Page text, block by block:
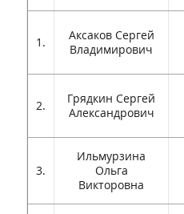
1.
Аксаков Сергей
Владимирович
2.
Грядкин Сергей
Александрович
3.
Ильмурзина
Ольга
Викторовна